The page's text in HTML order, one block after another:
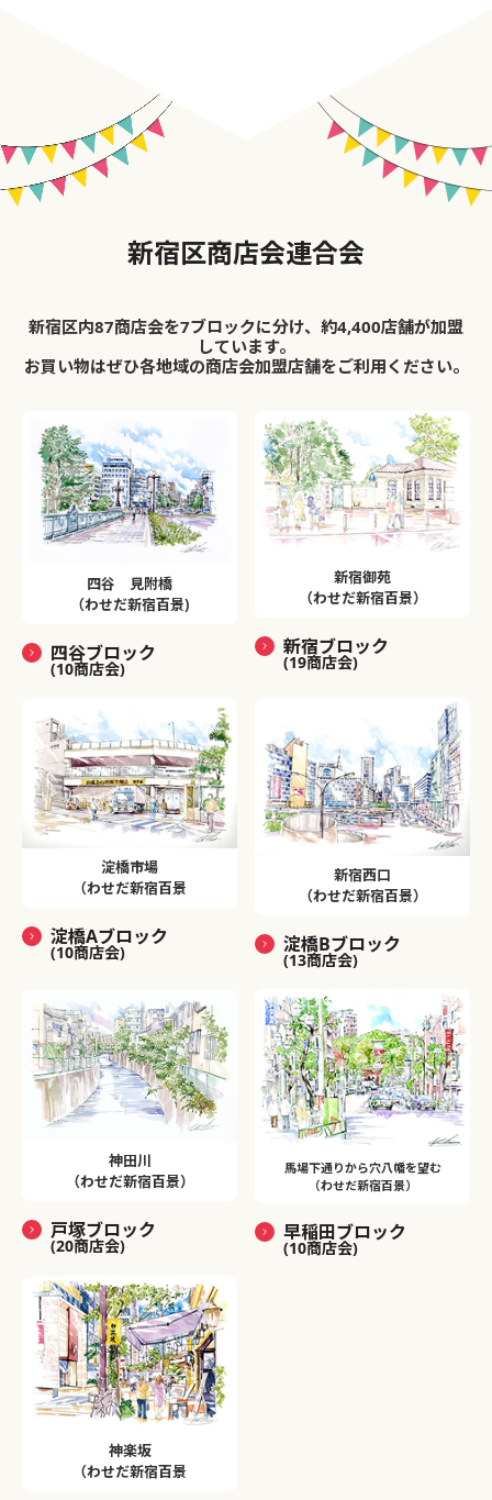
新宿区商店会連合会
新宿区内87商店会を7ブロックに分け、約4,400店舗が加盟
しています。
お買い物はぜひ各地域の商店会加盟店舗をご利用ください。
四谷 見附橋
（わせだ新宿百景)
四谷ブロック
(10商店会)
新宿御苑
（わせだ新宿百景）
新宿ブロック
(19商店会)
淀橋市場
（わせだ新宿百景
淀橋Aブロック
(10商店会)
新宿西口
（わせだ新宿百景）
淀橋Bブロック
(13商店会)
神田川
（わせだ新宿百景）
戸塚ブロック
(20商店会)
馬場下通りから穴八幡を望む
（わせだ新宿百景）
早稲田ブロック
(10商店会)
神楽坂
（わせだ新宿百景